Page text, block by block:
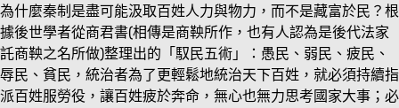
為什麼秦制是盡可能汲取百姓人力與物力，而不是藏富於民？根
據後世學者從商君書(相傳是商鞅所作，也有人認為是後代法家
託商鞅之名所做)整理出的「馭民五術」：愚民、弱民、疲民、
辱民、貧民，統治者為了更輕鬆地統治天下百姓，就必須持續指
派百姓服勞役，讓百姓疲於奔命，無心也無力思考國家大事；必